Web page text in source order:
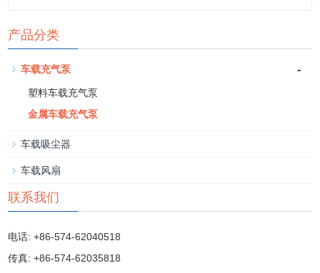
产品分类
车载充气泵 -
塑料车载充气泵
金属车载充气泵
车载吸尘器
车载风扇
联系我们
电话: +86-574-62040518
传真: +86-574-62035818